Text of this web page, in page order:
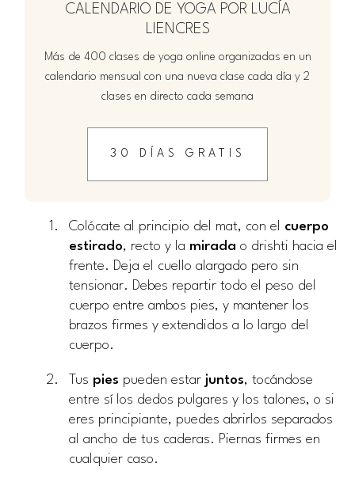
CALENDARIO DE YOGA POR LUCÍA
LIENCRES
Más de 400 clases de yoga online organizadas en un
calendario mensual con una nueva clase cada día y 2
clases en directo cada semana
30 DÍAS GRATIS
Colócate al principio del mat, con el cuerpo
estirado, recto y la mirada o drishti hacia el
frente. Deja el cuello alargado pero sin
tensionar. Debes repartir todo el peso del
cuerpo entre ambos pies, y mantener los
brazos firmes y extendidos a lo largo del
cuerpo.
Tus pies pueden estar juntos, tocándose
entre sí los dedos pulgares y los talones, o si
eres principiante, puedes abrirlos separados
al ancho de tus caderas. Piernas firmes en
cualquier caso.